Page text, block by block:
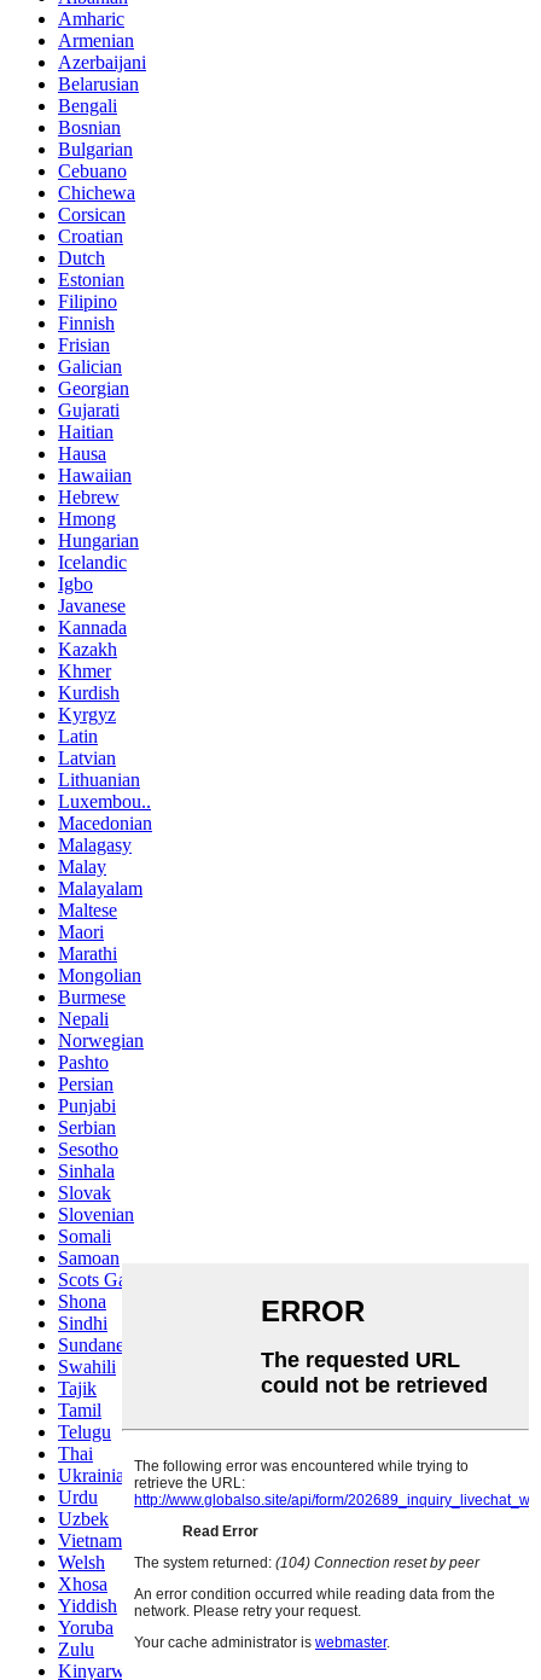
Amharic
Armenian
Azerbaijani
Belarusian
Bengali
Bosnian
Bulgarian
Cebuano
Chichewa
Corsican
Croatian
Dutch
Estonian
Filipino
Finnish
Frisian
Galician
Georgian
Gujarati
Haitian
Hausa
Hawaiian
Hebrew
Hmong
Hungarian
Icelandic
Igbo
Javanese
Kannada
Kazakh
Khmer
Kurdish
Kyrgyz
Latin
Latvian
Lithuanian
Luxembou..
Macedonian
Malagasy
Malay
Malayalam
Maltese
Maori
Marathi
Mongolian
Burmese
Nepali
Norwegian
Pashto
Persian
Punjabi
Serbian
Sesotho
Sinhala
Slovak
Slovenian
Somali
Samoan
Scots Gaelic
Shona
Sindhi
Sundanese
Swahili
Tajik
Tamil
Telugu
Thai
Ukrainian
Urdu
Uzbek
Vietnamese
Welsh
Xhosa
Yiddish
Yoruba
Zulu
Kinyarwanda